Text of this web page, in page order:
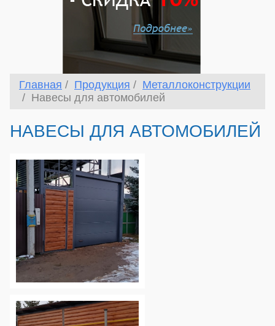
Главная Продукция
Металлоконструкции
Навесы для автомобилей
НАВЕСЫ ДЛЯ АВТОМОБИЛЕЙ